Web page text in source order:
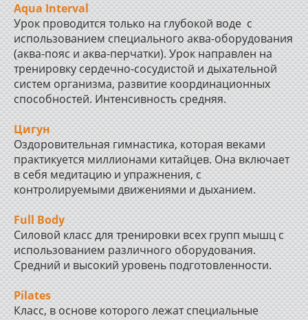
Aqua Interval
Урок проводится только на глубокой воде с
использованием специального аква-оборудования
(аква-пояс и аква-перчатки). Урок направлен на
тренировку сердечно-сосудистой и дыхательной
систем организма, развитие координационных
способностей. Интенсивность средняя.
Цигун
Оздоровительная гимнастика, которая веками
практикуется миллионами китайцев. Она включает
в себя медитацию и упражнения, с
контролируемыми движениями и дыханием.
Full Body
Cиловой класс для тренировки всех групп мышц с
использованием различного оборудования.
Средний и высокий уровень подготовленности.
Pilates
Класс, в основе которого лежат специальные